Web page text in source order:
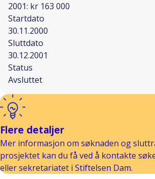
2001: kr 163 000
Startdato
30.11.2000
Sluttdato
30.12.2001
Status
Avsluttet
Flere detaljer
Mer informasjon om søknaden og
prosjektet kan du få ved å kontakte
eller sekretariatet i Stiftelsen Dam.